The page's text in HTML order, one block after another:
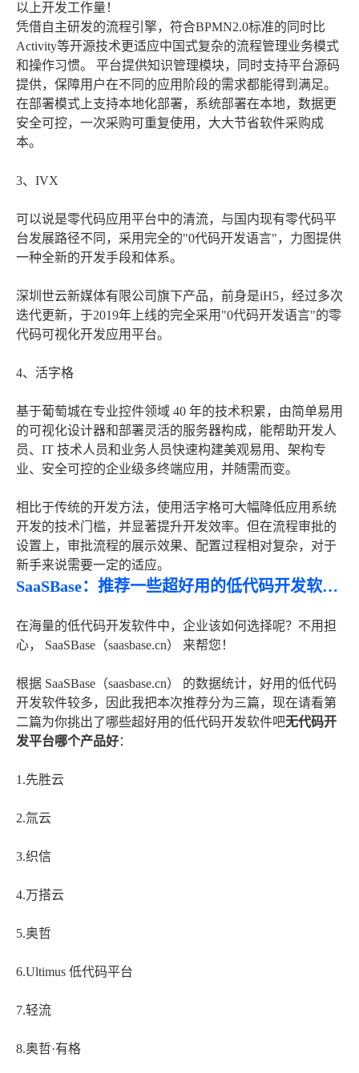
以上开发工作量！
凭借自主研发的流程引擎，符合BPMN2.0标准的同时比
Activity等开源技术更适应中国式复杂的流程管理业务模式
和操作习惯。 平台提供知识管理模块，同时支持平台源码
提供，保障用户在不同的应用阶段的需求都能得到满足。
在部署模式上支持本地化部署，系统部署在本地，数据更
安全可控，一次采购可重复使用，大大节省软件采购成
本。
3、IVX
可以说是零代码应用平台中的清流，与国内现有零代码平
台发展路径不同，采用完全的"0代码开发语言"，力图提供
一种全新的开发手段和体系。
深圳世云新媒体有限公司旗下产品，前身是iH5，经过多次
迭代更新，于2019年上线的完全采用"0代码开发语言"的零
代码可视化开发应用平台。
4、活字格
基于葡萄城在专业控件领域 40 年的技术积累，由简单易用
的可视化设计器和部署灵活的服务器构成，能帮助开发人
员、IT 技术人员和业务人员快速构建美观易用、架构专
业、安全可控的企业级多终端应用，并随需而变。
相比于传统的开发方法，使用活字格可大幅降低应用系统
开发的技术门槛，并显著提升开发效率。但在流程审批的
设置上，审批流程的展示效果、配置过程相对复杂，对于
新手来说需要一定的适应。
SaaSBase：推荐一些超好用的低代码开发软件（中篇）
在海量的低代码开发软件中，企业该如何选择呢？不用担
心， SaaSBase（saasbase.cn） 来帮您！
根据 SaaSBase（saasbase.cn） 的数据统计，好用的低代码
开发软件较多，因此我把本次推荐分为三篇，现在请看第
二篇为你挑出了哪些超好用的低代码开发软件吧无代码开
发平台哪个产品好：
1.先胜云
2.氚云
3.织信
4.万搭云
5.奥哲
6.Ultimus 低代码平台
7.轻流
8.奥哲·有格